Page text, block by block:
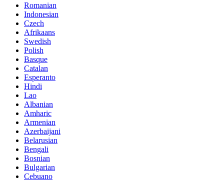
Romanian
Indonesian
Czech
Afrikaans
Swedish
Polish
Basque
Catalan
Esperanto
Hindi
Lao
Albanian
Amharic
Armenian
Azerbaijani
Belarusian
Bengali
Bosnian
Bulgarian
Cebuano